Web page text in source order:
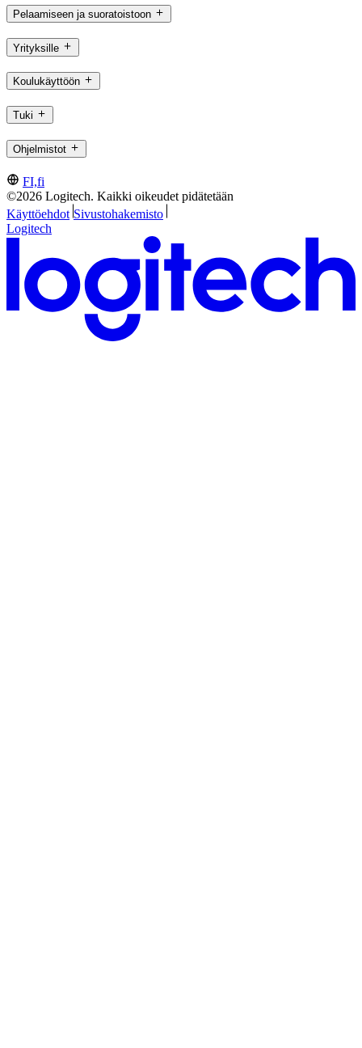
Pelaamiseen ja suoratoistoon
Yrityksille
Koulukäyttöön
Tuki
Ohjelmistot
FI,fi
©2026 Logitech. Kaikki oikeudet pidätetään
Käyttöehdot Sivustohakemisto
Logitech